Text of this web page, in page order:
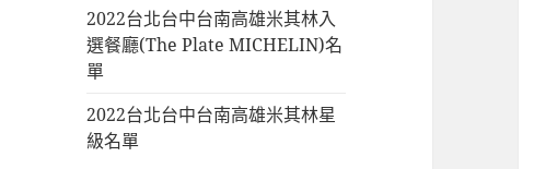
2022台北台中台南高雄米其林入
選餐廳(The Plate MICHELIN)名
單
2022台北台中台南高雄米其林星
級名單